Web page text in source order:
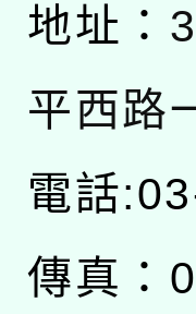
地址：
平西路
電話
傳真：